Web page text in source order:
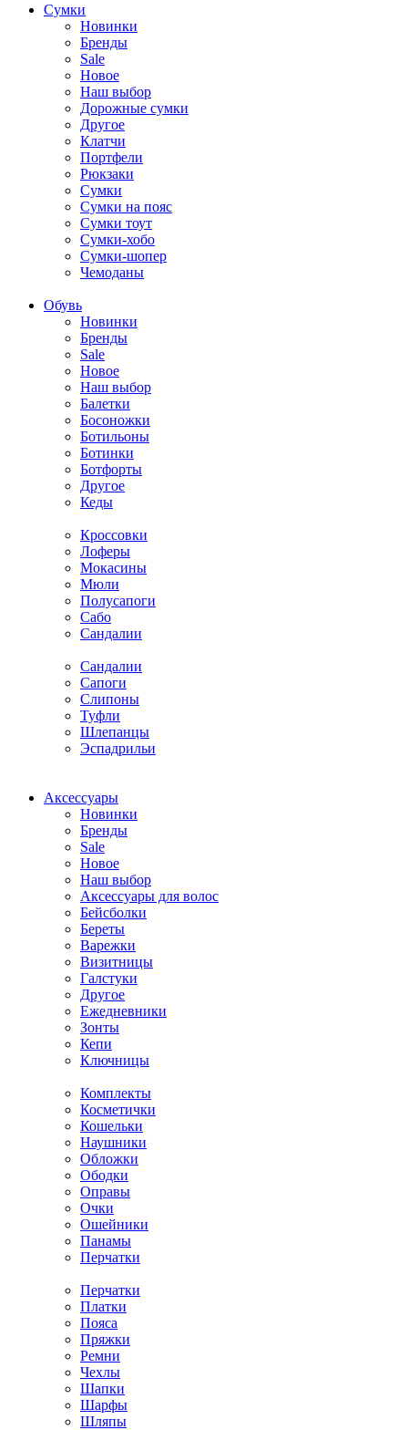
Cумки
Новинки
Бренды
Sale
Новое
Наш выбор
Дорожные сумки
Другое
Клатчи
Портфели
Рюкзаки
Сумки
Сумки на пояс
Сумки тоут
Сумки-хобо
Сумки-шопер
Чемоданы
Обувь
Новинки
Бренды
Sale
Новое
Наш выбор
Балетки
Босоножки
Ботильоны
Ботинки
Ботфорты
Другое
Кеды
Кроссовки
Лоферы
Мокасины
Мюли
Полусапоги
Сабо
Сандалии
Сандалии
Сапоги
Слипоны
Туфли
Шлепанцы
Эспадрильи
Аксессуары
Новинки
Бренды
Sale
Новое
Наш выбор
Аксессуары для волос
Бейсболки
Береты
Варежки
Визитницы
Галстуки
Другое
Ежедневники
Зонты
Кепи
Ключницы
Комплекты
Косметички
Кошельки
Наушники
Обложки
Ободки
Оправы
Очки
Ошейники
Панамы
Перчатки
Перчатки
Платки
Пояса
Пряжки
Ремни
Чехлы
Шапки
Шарфы
Шляпы